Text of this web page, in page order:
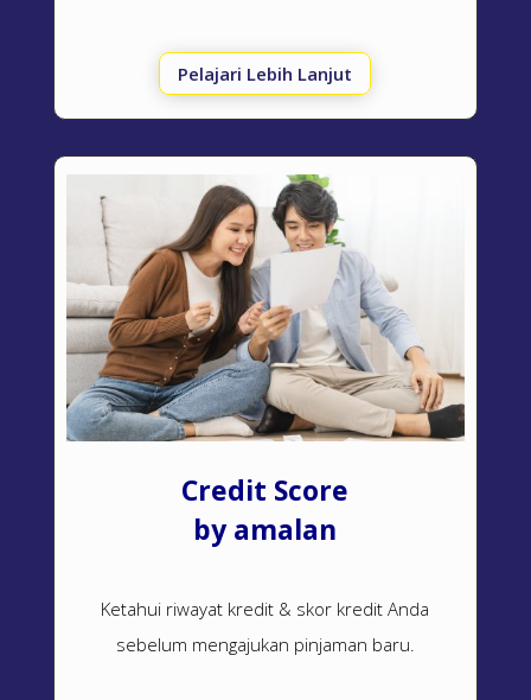
Pelajari Lebih Lanjut
Credit Score
by amalan
Ketahui riwayat kredit & skor kredit Anda
sebelum mengajukan pinjaman baru.